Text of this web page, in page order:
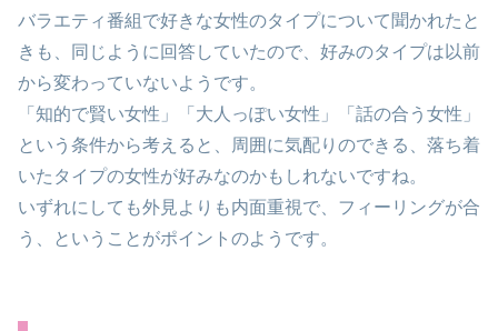
バラエティ番組で好きな女性のタイプについて聞かれたと
きも、同じように回答していたので、好みのタイプは以前
から変わっていないようです。
「知的で賢い女性」「大人っぽい女性」「話の合う女性」
という条件から考えると、周囲に気配りのできる、落ち着
いたタイプの女性が好みなのかもしれないですね。
いずれにしても外見よりも内面重視で、フィーリングが合
う、ということがポイントのようです。